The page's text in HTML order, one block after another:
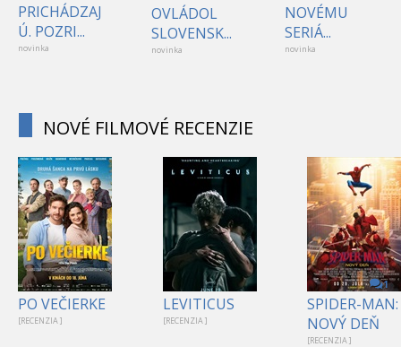
PRICHÁDZAJ
Ú. POZRI...
novinka
OVLÁDOL
SLOVENSK...
novinka
NOVÉMU
SERIÁ...
novinka
NOVÉ FILMOVÉ RECENZIE
PO VEČIERKE
[RECENZIA ]
LEVITICUS
[RECENZIA ]
1
SPIDER-MAN:
NOVÝ DEŇ
[RECENZIA ]